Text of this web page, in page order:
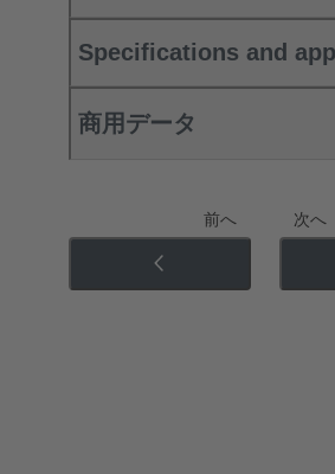
Specifications and
商用データ
前へ 次へ